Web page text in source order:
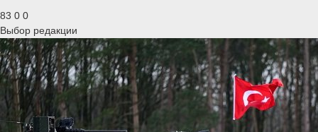
83 0 0
Выбор редакции